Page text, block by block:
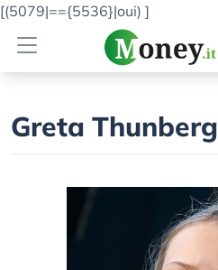
[(5079|=={5536}|oui) ]
Greta Thunberg